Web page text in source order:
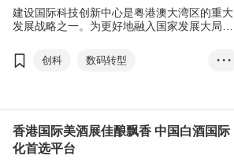
建设国际科技创新中心是粤港澳大湾区的重大
发展战略之一。为更好地融入国家发展大局，
展，扶持创科初创及中小企成长。香港贸发局
积极配合政府政策，为相关企业提供多元化的
创科
数码转型
• • •
香港国际美酒展佳酿飘香 中国白酒国际
化首选平台